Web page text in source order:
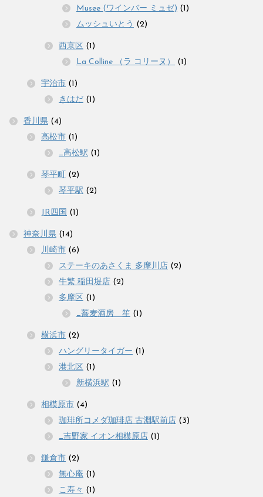
Musee (ワインバー ミュゼ) (1)
ムッシュいとう (2)
西京区 (1)
La Colline （ラ コリーヌ）
(1)
宇治市 (1)
きはだ (1)
香川県 (4)
高松市 (1)
_高松駅 (1)
琴平町 (2)
琴平駅 (2)
JR四国 (1)
神奈川県 (14)
川崎市 (6)
ステーキのあさくま 多摩川店 (2)
牛繁 稲田堤店 (2)
多摩区 (1)
_蕎麦酒房 笙 (1)
横浜市 (2)
ハングリータイガー (1)
港北区 (1)
新横浜駅 (1)
相模原市 (4)
珈琲所コメダ珈琲店 古淵駅前店 (3)
_吉野家 イオン相模原店 (1)
鎌倉市 (2)
無心庵 (1)
こ寿々 (1)